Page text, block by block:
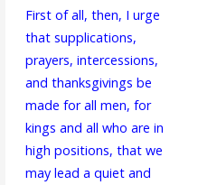
First of all, then, I urge
that supplications,
prayers, intercessions,
and thanksgivings be
made for all men, for
kings and all who are in
high positions, that we
may lead a quiet and